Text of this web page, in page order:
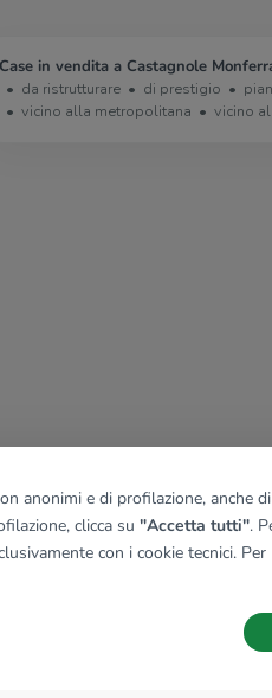
Case in vendita a Castagnole
da ristrutturare
di prestigio
vicino alla metropolitana
vicino
anonimi e di profilazione, anche
clicca su "Accetta tutti".
con i cookie tecnici.